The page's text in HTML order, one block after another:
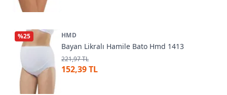
%25 HMD
Bayan Likralı Hamile Bato Hmd 1413
221,97 TL
152,39 TL